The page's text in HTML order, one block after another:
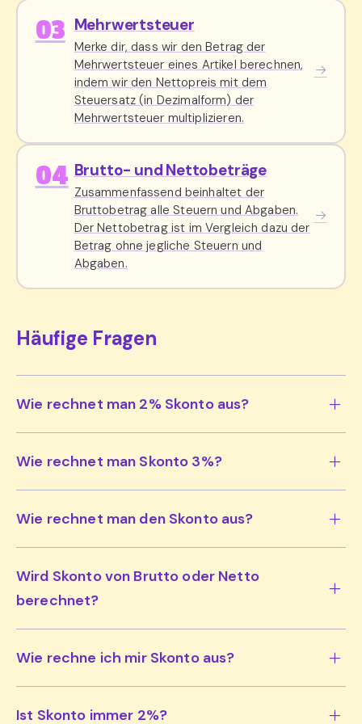
03 Mehrwertsteuer
Merke dir, dass wir den Betrag der
Mehrwertsteuer eines Artikel berechnen,
indem wir den Nettopreis mit dem
Steuersatz (in Dezimalform) der
Mehrwertsteuer multiplizieren.
04 Brutto- und Nettobeträge
Zusammenfassend beinhaltet der
Bruttobetrag alle Steuern und Abgaben.
Der Nettobetrag ist im Vergleich dazu der
Betrag ohne jegliche Steuern und
Abgaben.
Häufige Fragen
Wie rechnet man 2% Skonto aus?
Wie rechnet man Skonto 3%?
Wie rechnet man den Skonto aus?
Wird Skonto von Brutto oder Netto
berechnet?
Wie rechne ich mir Skonto aus?
Ist Skonto immer 2%?